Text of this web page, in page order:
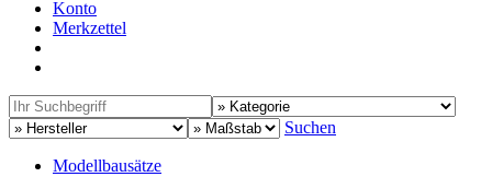
Konto
Merkzettel
Suchen
Modellbausätze